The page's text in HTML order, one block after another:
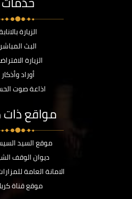
الزيارة
البث المباشر
الزيارة
أوراد وأذكار
اذاعة صوت
مواقع
موقع السيد
ديوان الوقف
الامانة العامة
موقع قناة